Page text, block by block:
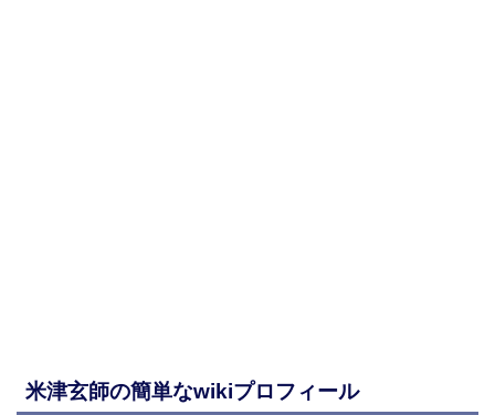
米津玄師の簡単なwikiプロフィール